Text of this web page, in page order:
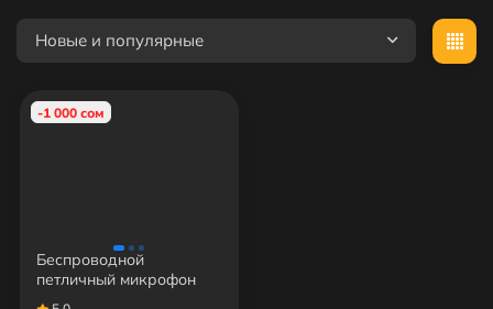
Новые и популярные
-1 000 сом
Беспроводной
петличный микрофон
Kimafun KM-G130-1